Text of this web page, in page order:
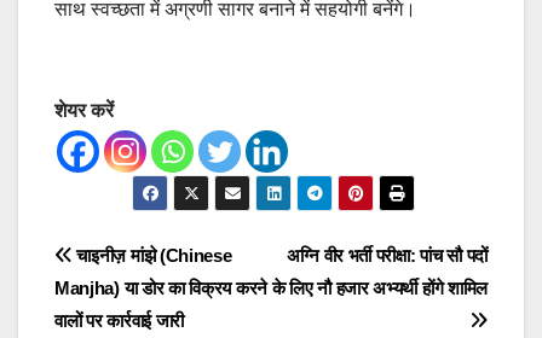
साथ स्वच्छता में अग्रणी सागर बनाने में सहयोगी बनेंगे।
शेयर करें
Post
navigation
अग्नि वीर भर्ती परीक्षा: पांच सौ पदों
के लिए नौ हजार अभ्यर्थी होंगे शामिल
चाइनीज़ मांझे (Chinese
Manjha) या डोर का विक्रय करने
वालों पर कार्रवाई जारी